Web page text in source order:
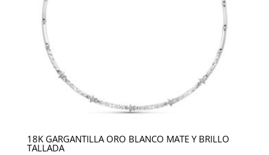
18K GARGANTILLA ORO BLANCO MATE Y BRILLO
TALLADA